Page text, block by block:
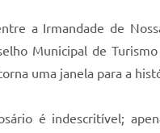
a Irmandade de
Municipal de
uma janela para a
é indescritível;